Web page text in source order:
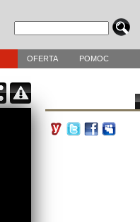
OFERTA POMOC